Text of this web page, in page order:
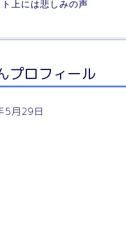
ト上には悲しみの声
プロフィール
5月29日